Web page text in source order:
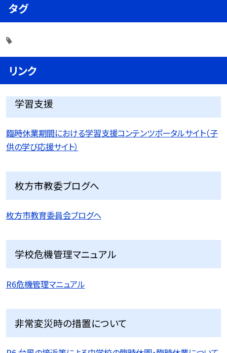
タグ
リンク
学習支援
臨時休業期間における学習支援コンテンツポータルサイト（子
供の学び応援サイト）
枚方市教委ブログへ
枚方市教育委員会ブログへ
学校危機管理マニュアル
R6危機管理マニュアル
非常変災時の措置について